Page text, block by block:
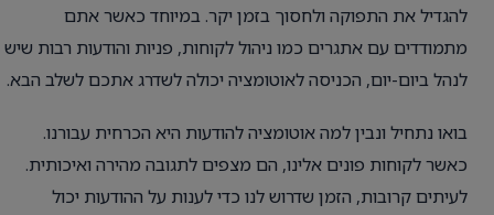
להגדיל את התפוקה ולחסוך בזמן יקר. במיוחד כאשר אתם
מתמודדים עם אתגרים כמו ניהול לקוחות, פניות והודעות רבות שיש
לנהל ביום-יום, הכניסה לאוטומציה יכולה לשדרג אתכם לשלב הבא.
בואו נתחיל ונבין למה אוטומציה להודעות היא הכרחית עבורנו.
כאשר לקוחות פונים אלינו, הם מצפים לתגובה מהירה ואיכותית.
לעיתים קרובות, הזמן שדרוש לנו כדי לענות על ההודעות יכול